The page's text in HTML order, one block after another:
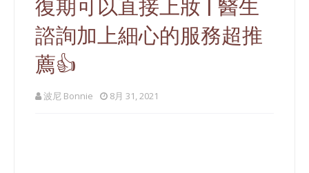
復期可以直接上妝 | 醫生
諮詢加上細心的服務超推
薦👍
波尼 Bonnie 8月 31, 2021